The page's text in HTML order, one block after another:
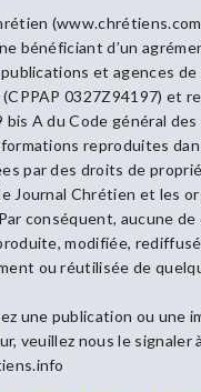
bénéficiant d’un
et agences
0327Z94197) et
bis A du Code général
reproduites
par des droits de
Journal Chrétien et les
conséquent, aucune
modifiée,
ou réutilisée de
une publication ou une
veuillez nous le signaler